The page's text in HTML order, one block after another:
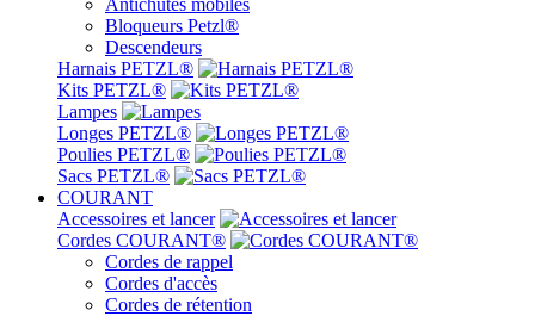
Antichutes mobiles
Bloqueurs Petzl®
Descendeurs
Harnais PETZL®
Kits PETZL®
Lampes
Longes PETZL®
Poulies PETZL®
Sacs PETZL®
COURANT
Accessoires et lancer
Cordes COURANT®
Cordes de rappel
Cordes d'accès
Cordes de rétention